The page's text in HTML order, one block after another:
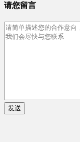
请您留言
发送